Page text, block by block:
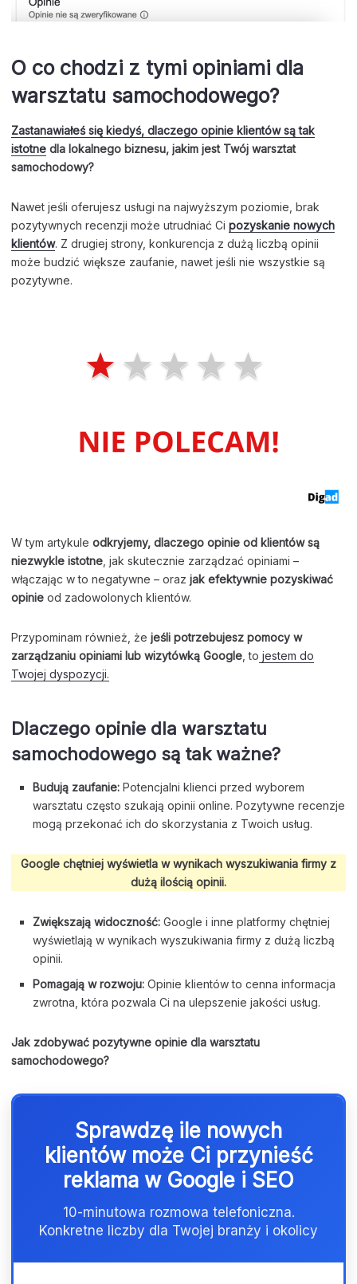
O co chodzi z tymi opiniami dla
warsztatu samochodowego?
Zastanawiałeś się kiedyś, dlaczego opinie klientów są tak
istotne dla lokalnego biznesu, jakim jest Twój warsztat
samochodowy?
Nawet jeśli oferujesz usługi na najwyższym poziomie, brak
pozytywnych recenzji może utrudniać Ci pozyskanie nowych
klientów. Z drugiej strony, konkurencja z dużą liczbą opinii
może budzić większe zaufanie, nawet jeśli nie wszystkie są
pozytywne.
W tym artykule odkryjemy, dlaczego opinie od klientów są
niezwykle istotne , jak skutecznie zarządzać opiniami –
włączając w to negatywne – oraz jak efektywnie pozyskiwać
opinie od zadowolonych klientów.
Przypominam również, że jeśli potrzebujesz pomocy w
zarządzaniu opiniami lub wizytówką Google , to jestem do
Twojej dyspozycji.
Dlaczego opinie dla warsztatu
samochodowego są tak ważne?
Budują zaufanie: Potencjalni klienci przed wyborem
warsztatu często szukają opinii online. Pozytywne recenzje
mogą przekonać ich do skorzystania z Twoich usług.
Google chętniej wyświetla w wynikach wyszukiwania firmy z
dużą ilością opinii.
Zwiększają widoczność: Google i inne platformy chętniej
wyświetlają w wynikach wyszukiwania firmy z dużą liczbą
opinii.
Pomagają w rozwoju: Opinie klientów to cenna informacja
zwrotna, która pozwala Ci na ulepszenie jakości usług.
Jak zdobywać pozytywne opinie dla warsztatu
samochodowego?
Sprawdzę ile nowych
klientów może Ci przynieść
reklama w Google i SEO
10-minutowa rozmowa telefoniczna.
Konkretne liczby dla Twojej branży i okolicy